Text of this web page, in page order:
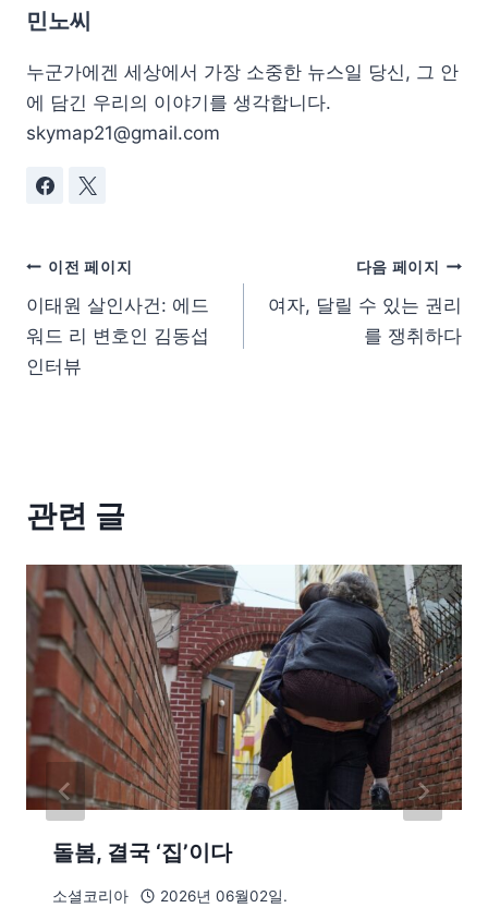
민노씨
누군가에겐 세상에서 가장 소중한 뉴스일 당신, 그 안
에 담긴 우리의 이야기를 생각합니다.
skymap21@gmail.com
이전 페이지
이태원 살인사건: 에드
워드 리 변호인 김동섭
인터뷰
다음 페이지
여자, 달릴 수 있는 권리
를 쟁취하다
관련 글
돌봄, 결국 ‘집’이다
소셜코리아 2026년 06월02일.